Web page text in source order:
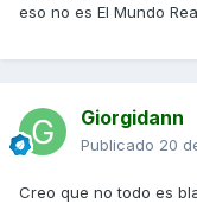
eso no es El Mundo
Giorgidann
Publicado 20
Creo que no todo es